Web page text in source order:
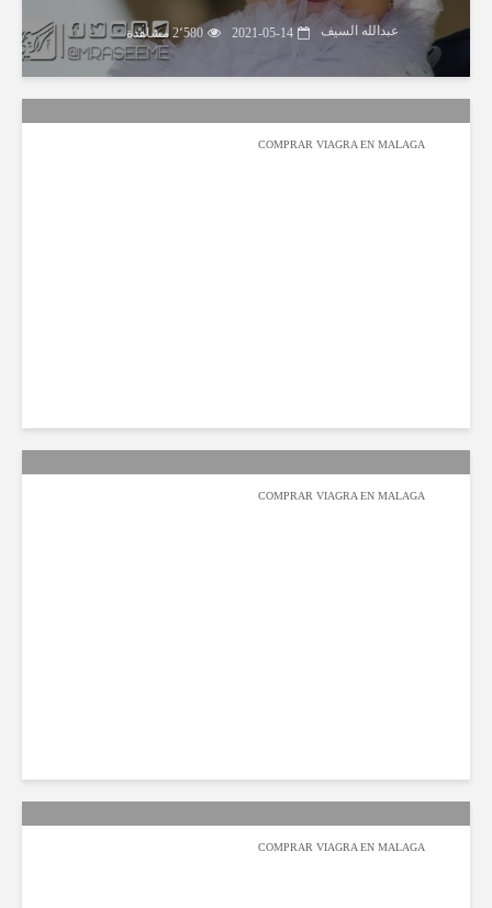
عبدالله السيف 2021-05-14 2٬580 مشاهدة
COMPRAR VIAGRA EN MALAGA
COMPRAR VIAGRA EN MALAGA
COMPRAR VIAGRA EN MALAGA